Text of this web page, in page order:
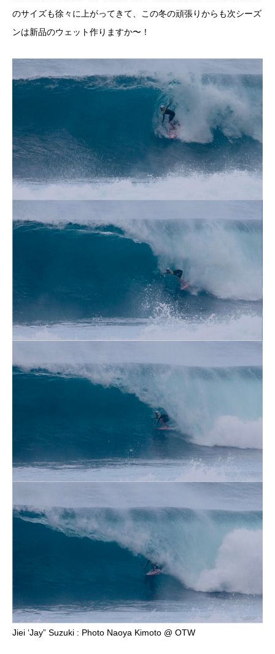
のサイズも徐々に上がってきて、この冬の頑張りからも次シーズ
ンは新品のウェット作りますか〜！
Jiei ‘Jay” Suzuki : Photo Naoya Kimoto @ OTW